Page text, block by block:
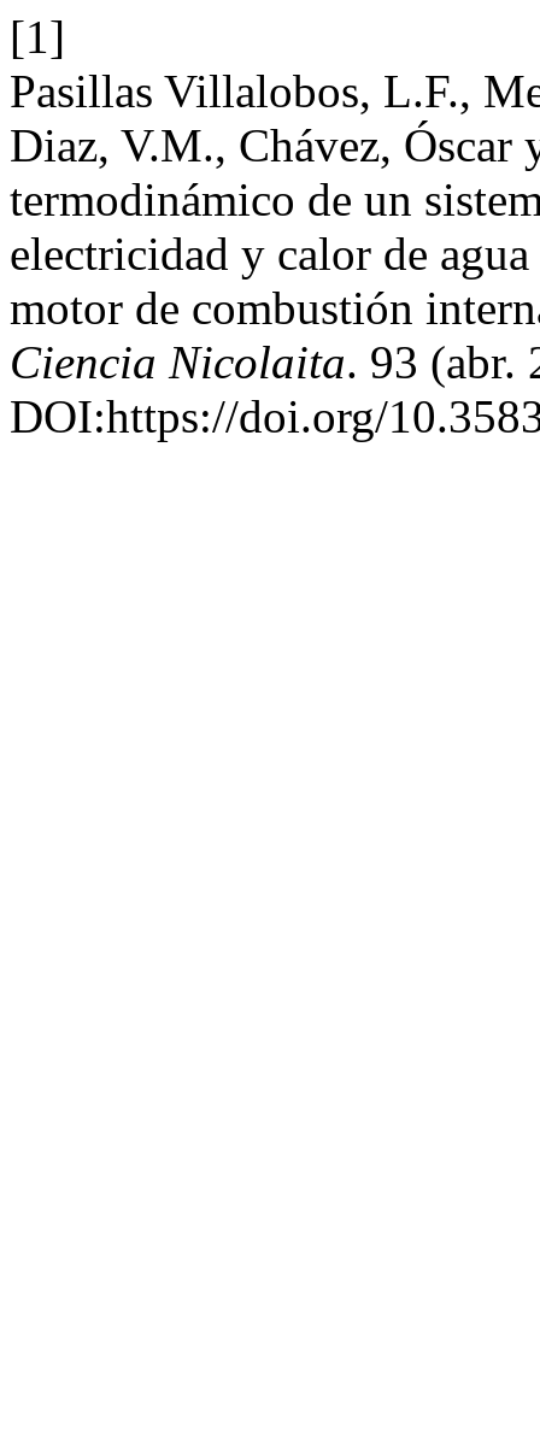
[1]
Pasillas Villalobos, L.F.,
Diaz, V.M., Chávez, Óscar
termodinámico de un
electricidad y calor de
motor de combustión
Ciencia Nicolaita. 93 (abr.
DOI:https://doi.org/